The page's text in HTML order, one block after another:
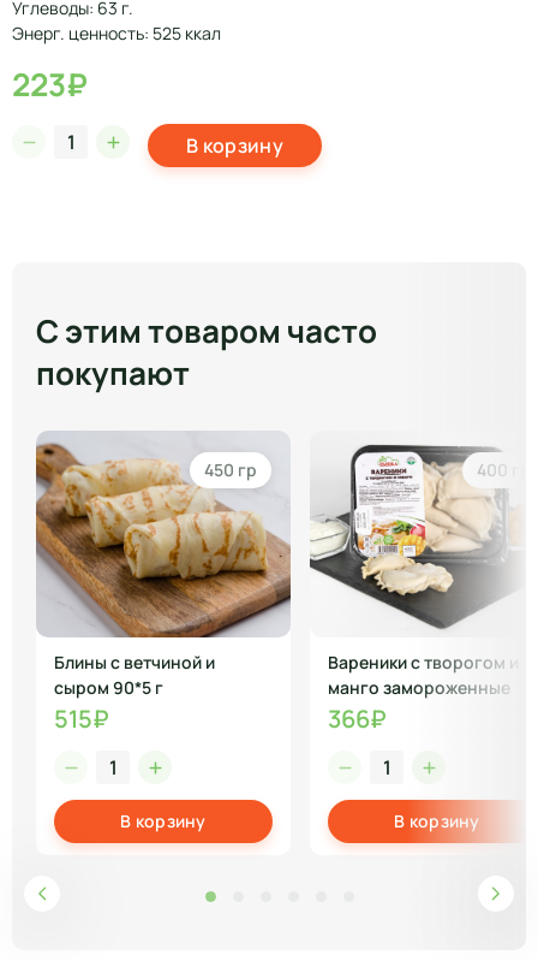
Углеводы: 63 г.
Энерг. ценность: 525 ккал
223₽
В корзину
С этим товаром часто
покупают
450 гр
Блины с ветчиной и
сыром 90*5 г
515₽
В корзину
400 гр
Вареники с творогом и
манго замороженные
366₽
В корзину